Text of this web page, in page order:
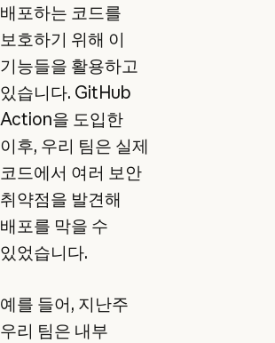
배포하는 코드를
보호하기 위해 이
기능들을 활용하고
있습니다. GitHub
Action을 도입한
이후, 우리 팀은 실제
코드에서 여러 보안
취약점을 발견해
배포를 막을 수
있었습니다.
예를 들어, 지난주
우리 팀은 내부